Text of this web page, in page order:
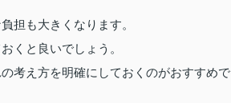
担も大きくなります。
くと良いでしょう。
考え方を明確にしておくのがおすすめで